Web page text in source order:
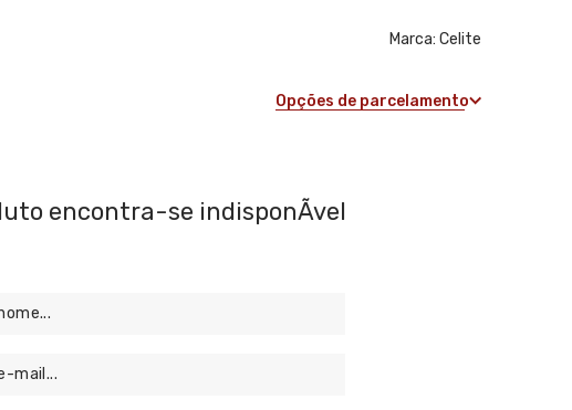
Marca: Celite
Opções de parcelamento